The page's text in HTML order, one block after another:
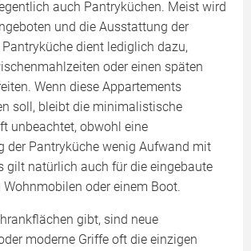
auch Pantryküchen. Meist wird
und die Ausstattung der
dient lediglich dazu,
oder einen späten
Wenn diese Appartements
soll, bleibt die minimalistische
unbeachtet, obwohl eine
der Pantryküche wenig Aufwand mit
gilt natürlich auch für die eingebaute
Wohnmobilen oder einem Boot.
gibt, sind neue
moderne Griffe oft die einzigen